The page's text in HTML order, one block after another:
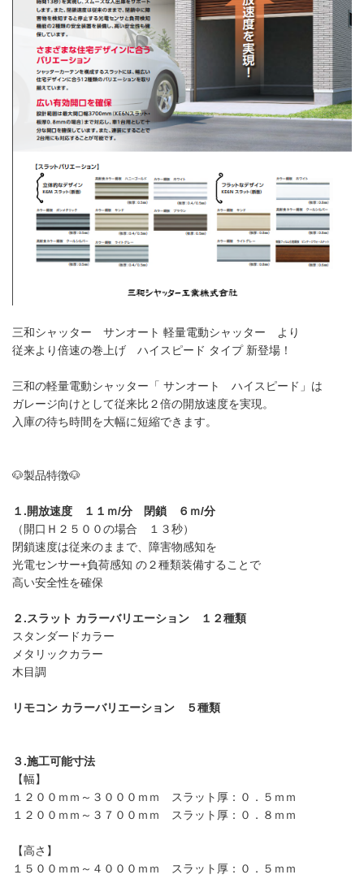
三和シャッター サンオート 軽量電動シャッター より
従来より倍速の巻上げ ハイスピード タイプ 新登場！
三和の軽量電動シャッター「 サンオート ハイスピード」は
ガレージ向けとして従来比２倍の開放速度を実現。
入庫の待ち時間を大幅に短縮できます。
🐶製品特徴🐶
１.開放速度 １１ｍ/分 閉鎖 ６ｍ/分
（開口Ｈ２５００の場合 １３秒）
閉鎖速度は従来のままで、障害物感知を
光電センサー+負荷感知 の２種類装備することで
高い安全性を確保
２.スラット カラーバリエーション １２種類
スタンダードカラー
メタリックカラー
木目調
リモコン カラーバリエーション ５種類
３.施工可能寸法
【幅】
１２００ｍｍ～３０００ｍｍ スラット厚：０．５ｍｍ
１２００ｍｍ～３７００ｍｍ スラット厚：０．８ｍｍ
【高さ】
１５００ｍｍ～４０００ｍｍ スラット厚：０．５ｍｍ